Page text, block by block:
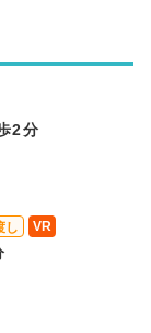
2分
し VR